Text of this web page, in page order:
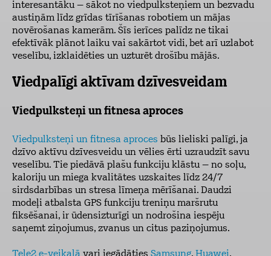
interesantāku – sākot no viedpulksteņiem un bezvadu
austiņām līdz grīdas tīrīšanas robotiem un mājas
novērošanas kamerām. Šīs ierīces palīdz ne tikai
efektīvāk plānot laiku vai sakārtot vidi, bet arī uzlabot
veselību, izklaidēties un uzturēt drošību mājās.
Viedpalīgi aktīvam dzīvesveidam
Viedpulksteņi un fitnesa aproces
Viedpulksteņi un fitnesa aproces būs lieliski palīgi, ja
dzīvo aktīvu dzīvesveidu un vēlies ērti uzraudzīt savu
veselību. Tie piedāvā plašu funkciju klāstu – no soļu,
kaloriju un miega kvalitātes uzskaites līdz 24/7
sirdsdarbības un stresa līmeņa mērīšanai. Daudzi
modeļi atbalsta GPS funkciju treniņu maršrutu
fiksēšanai, ir ūdensizturīgi un nodrošina iespēju
saņemt ziņojumus, zvanus un citus paziņojumus.